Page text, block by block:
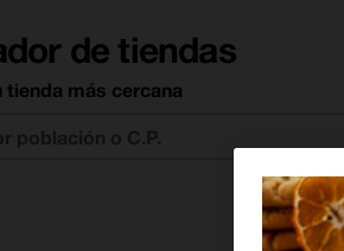
de tiendas
tienda más cercana